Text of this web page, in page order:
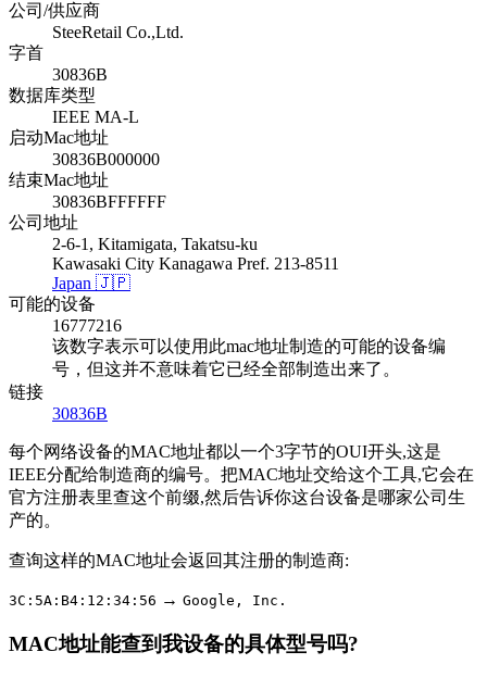
公司/供应商
SteeRetail Co.,Ltd.
字首
30836B
数据库类型
IEEE MA-L
启动Mac地址
30836B000000
结束Mac地址
30836BFFFFFF
公司地址
2-6-1, Kitamigata, Takatsu-ku
Kawasaki City Kanagawa Pref. 213-8511
Japan 🇯🇵
可能的设备
16777216
该数字表示可以使用此mac地址制造的可能的设备编
号，但这并不意味着它已经全部制造出来了。
链接
30836B
每个网络设备的MAC地址都以一个3字节的OUI开头,这是
IEEE分配给制造商的编号。把MAC地址交给这个工具,它会在
官方注册表里查这个前缀,然后告诉你这台设备是哪家公司生
产的。
查询这样的MAC地址会返回其注册的制造商:
3C:5A:B4:12:34:56 → Google, Inc.
MAC地址能查到我设备的具体型号吗?